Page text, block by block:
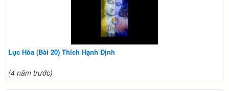
Lục Hòa (Bài 20) Thích Hạnh Định
(4 năm trước)